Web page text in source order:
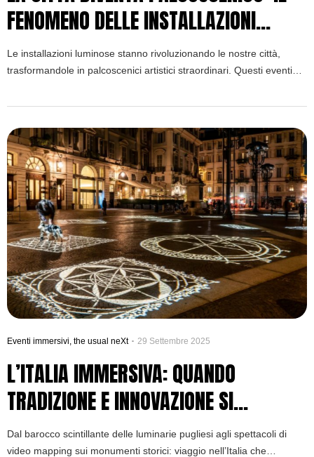
FENOMENO DELLE INSTALLAZIONI
LUMINOSE
Le installazioni luminose stanno rivoluzionando le nostre città,
trasformandole in palcoscenici artistici straordinari. Questi eventi
contemporaneamente, come approfondito nel libro “Eventi
una delle forme più democratiche di arte contemporanea urbana.
Eventi immersivi the usual neXt 29 Settembre 2025
L’ITALIA IMMERSIVA: QUANDO
TRADIZIONE E INNOVAZIONE SI
INCONTRANO NELLA LUCE
Dal barocco scintillante delle luminarie pugliesi agli spettacoli di
video mapping sui monumenti storici: viaggio nell’Italia che